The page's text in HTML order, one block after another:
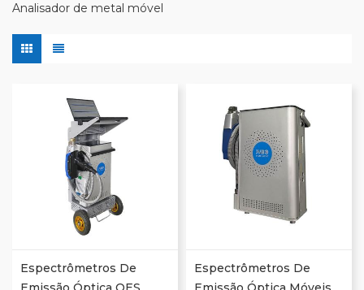
Analisador de metal móvel
Espectrômetros De
Espectrômetros De